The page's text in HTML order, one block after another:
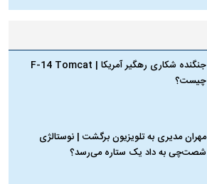
جنگنده شکاری رهگیر آمریکا | F-14 Tomcat
چیست؟
مهران مدیری به تلویزیون برگشت | نوستالژی
شصت‌چی به داد یک ستاره می‌رسد؟